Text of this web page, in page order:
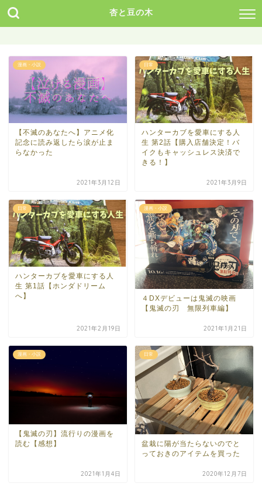
杏と豆の木
漫画・小説
【不滅のあなたへ】アニメ化
記念に読み返したら涙が止ま
らなかった
2021年3月12日
日常
ハンターカブを愛車にする人
生 第2話【購入店舗決定！バ
イクもキャッシュレス決済で
きる！】
2021年3月9日
日常
ハンターカブを愛車にする人
生 第1話【ホンダドリーム
へ】
2021年2月19日
漫画・小説
４DXデビューは鬼滅の映画
【鬼滅の刃 無限列車編】
2021年1月21日
漫画・小説
【鬼滅の刃】流行りの漫画を
読む【感想】
2021年1月4日
日常
盆栽に陽が当たらないのでと
っておきのアイテムを買った
2020年12月7日